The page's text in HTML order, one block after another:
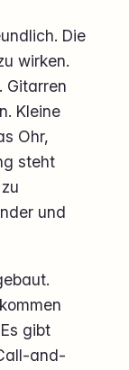
Die
wirken.
Gitarren
Kleine
Ohr,
steht
und
gibt
and-